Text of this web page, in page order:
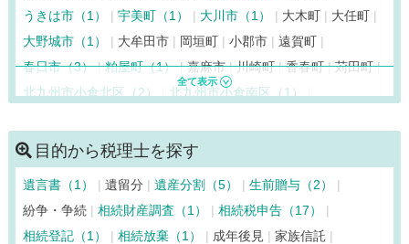
うきは市（1）
宇美町（1） 大川市（1） 大木町
大任町
大野城市（1）
大牟田市 岡垣町 小郡市
遠賀町
春日市（3） 粕屋町（1） 嘉麻市 川崎町 香春町 苅田町
北九州市小倉北区（2）
北九州市小倉南区（1）
北九州市八幡西区（1） 北九州市八幡東区（1）
北九州市若松区 鞍手町 久留米市（7） 桂川町 上毛町
古賀市（1）
小竹町 篠栗町（1）
志免町（2）
新宮町（1）
須惠町（1） 添田町 田川市（1）
大刀洗町
目的から税理士を探す
遺言書（1） 遺留分 遺産分割（5）
生前贈与（2）
紛争・争続
相続財産調査（1）
相続税申告（17）
相続登記（1）
相続放棄（1） 成年後見
家族信託